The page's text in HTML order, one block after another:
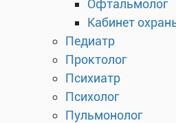
Офтальмолог
Кабинет
Педиатр
Проктолог
Психиатр
Психолог
Пульмонолог